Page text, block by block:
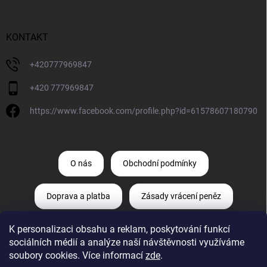
K personalizaci obsahu a reklam, poskytování funkcí
sociálních médií a analýze naší návštěvnosti využíváme
soubory cookies. Více informací zde.
KONTAKT
+420777969847
+420 777969847
https://www.facebook.com/profile.php?id=61578607180790
O nás Obchodní podmínky
Doprava a platba Zásady vrácení peněz
Zásady ochrany osobních údajů
Odstoupení od smlouvy Reklamace